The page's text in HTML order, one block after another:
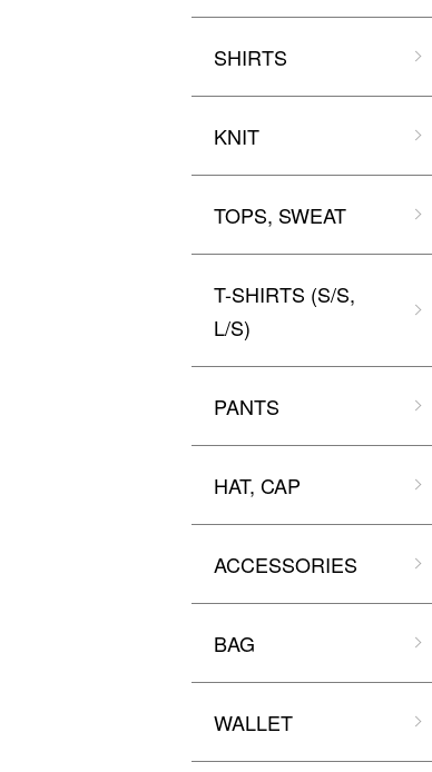
SHIRTS
KNIT
TOPS, SWEAT
T-SHIRTS (S/S,
L/S)
PANTS
HAT, CAP
ACCESSORIES
BAG
WALLET